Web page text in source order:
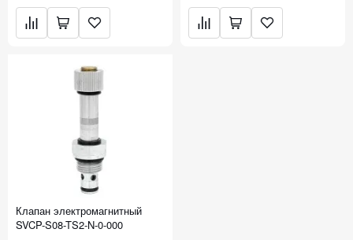
Клапан электромагнитный
SVCP-S08-TS2-N-0-000